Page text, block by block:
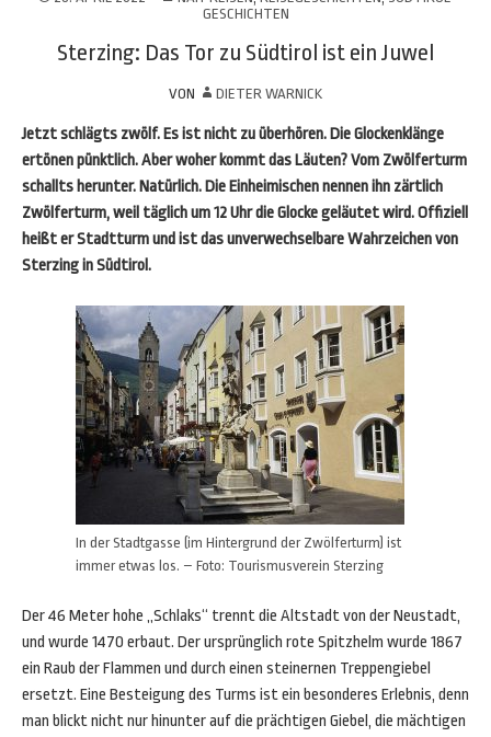
GESCHICHTEN
Sterzing: Das Tor zu Südtirol ist ein Juwel
VON DIETER WARNICK
Jetzt schlägts zwölf. Es ist nicht zu überhören. Die Glockenklänge
ertönen pünktlich. Aber woher kommt das Läuten? Vom Zwölferturm
schallts herunter. Natürlich. Die Einheimischen nennen ihn zärtlich
Zwölferturm, weil täglich um 12 Uhr die Glocke geläutet wird. Offiziell
heißt er Stadtturm und ist das unverwechselbare Wahrzeichen von
Sterzing in Südtirol.
In der Stadtgasse (im Hintergrund der Zwölferturm) ist
immer etwas los. – Foto: Tourismusverein Sterzing
Der 46 Meter hohe „Schlaks“ trennt die Altstadt von der Neustadt,
und wurde 1470 erbaut. Der ursprünglich rote Spitzhelm wurde 1867
ein Raub der Flammen und durch einen steinernen Treppengiebel
ersetzt. Eine Besteigung des Turms ist ein besonderes Erlebnis, denn
man blickt nicht nur hinunter auf die prächtigen Giebel, die mächtigen